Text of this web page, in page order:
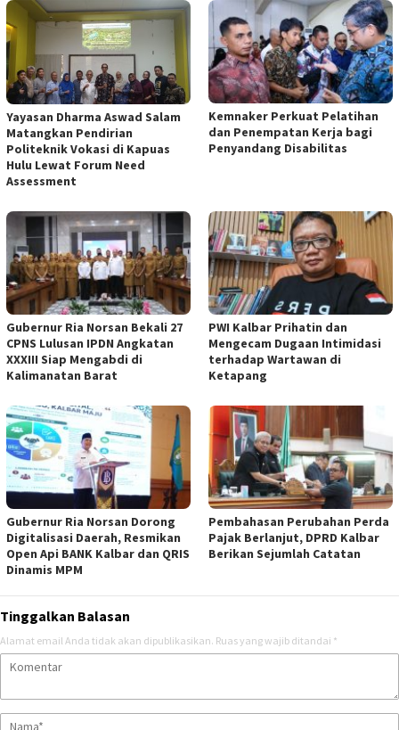
Yayasan Dharma Aswad Salam
Matangkan Pendirian
Politeknik Vokasi di Kapuas
Hulu Lewat Forum Need
Assessment
Kemnaker Perkuat Pelatihan
dan Penempatan Kerja bagi
Penyandang Disabilitas
Gubernur Ria Norsan Bekali 27
CPNS Lulusan IPDN Angkatan
XXXIII Siap Mengabdi di
Kalimanatan Barat
PWI Kalbar Prihatin dan
Mengecam Dugaan Intimidasi
terhadap Wartawan di
Ketapang
Gubernur Ria Norsan Dorong
Digitalisasi Daerah, Resmikan
Open Api BANK Kalbar dan QRIS
Dinamis MPM
Pembahasan Perubahan Perda
Pajak Berlanjut, DPRD Kalbar
Berikan Sejumlah Catatan
Tinggalkan Balasan
Alamat email Anda tidak akan dipublikasikan. Ruas yang wajib ditandai *